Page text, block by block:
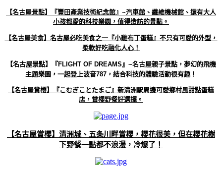
【名古屋景點】『豐田產業技術紀念館』~汽車館、纖維機械館、還有大人
小孩都愛的科技樂園，值得造訪的景點。
【名古屋美食】名古屋必吃美食之一『小雞布丁蛋糕』不只有可愛的外型，
柔軟好吃融化人心！
【名古屋景點】『FLIGHT OF DREAMS』~名古屋親子景點，夢幻的飛機
主題樂園，一起登上波音787，結合科技的體驗活動很有趣！
【名古屋賞櫻】『こむぎことたまご』新清洲駅周邊可愛鄉村風甜點蛋糕
店，賞櫻野餐好選擇。
【名古屋賞櫻】清洲城、五条川畔賞櫻，櫻花很美，但在櫻花樹
下野餐一點都不浪漫，冷爆了！